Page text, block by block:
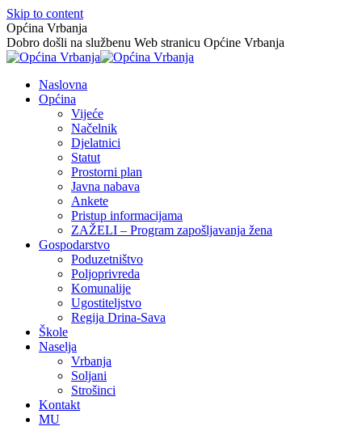
Skip to content
Općina Vrbanja
Dobro došli na službenu Web stranicu Općine Vrbanja
Naslovna
Općina
Vijeće
Načelnik
Djelatnici
Statut
Prostorni plan
Javna nabava
Ankete
Pristup informacijama
ZAŽELI – Program zapošljavanja žena
Gospodarstvo
Poduzetništvo
Poljoprivreda
Komunalije
Ugostiteljstvo
Regija Drina-Sava
Škole
Naselja
Vrbanja
Soljani
Strošinci
Kontakt
MU